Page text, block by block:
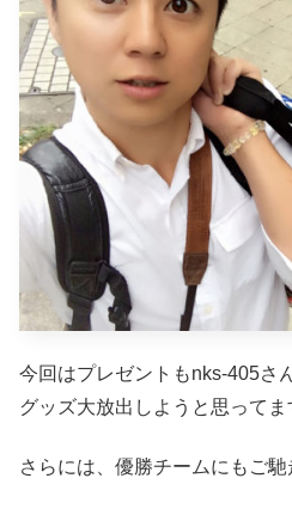
今回はプレゼントもnks-405さ
グッズ大放出しようと思ってま
さらには、優勝チームにもご馳